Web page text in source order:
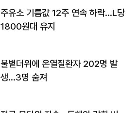
주유소 기름값 12주 연속 하락…L당
1800원대 유지
불볕더위에 온열질환자 202명 발
생…3명 숨져